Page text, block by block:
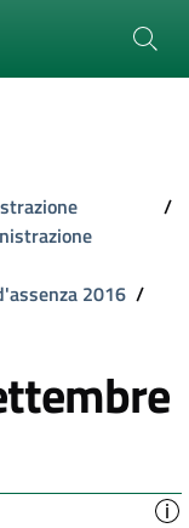
/
2016 /